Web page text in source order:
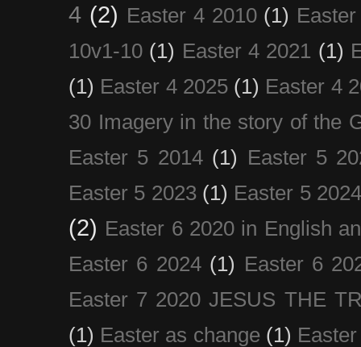
4 (2) Easter 4 2010 (1)
10v1-10 (1) Easter 4 2021 (1)
(1) Easter 4 2025 (1) Easter 4
30 Imagery in the story of the
Easter 5 2014 (1) Easter 5
Easter 5 2023 (1) Easter 5
(2) Easter 6 2020 in English
Easter 6 2024 (1) Easter 6
Easter 7 2020 JESUS THE
(1) Easter as change (1)